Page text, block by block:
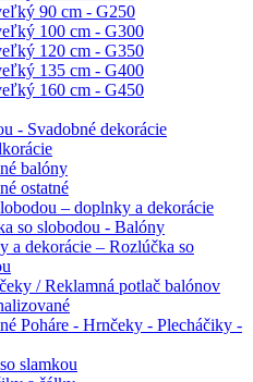
90 cm - G250
100 cm - G300
120 cm - G350
135 cm - G400
160 cm - G450
- Svadobné dekorácie
balóny
ostatné
– doplnky a dekorácie
so slobodou - Balóny
a dekorácie – Rozlúčka so
/ Reklamná potlač balónov
Poháre - Hrnčeky - Plecháčiky -
slamkou